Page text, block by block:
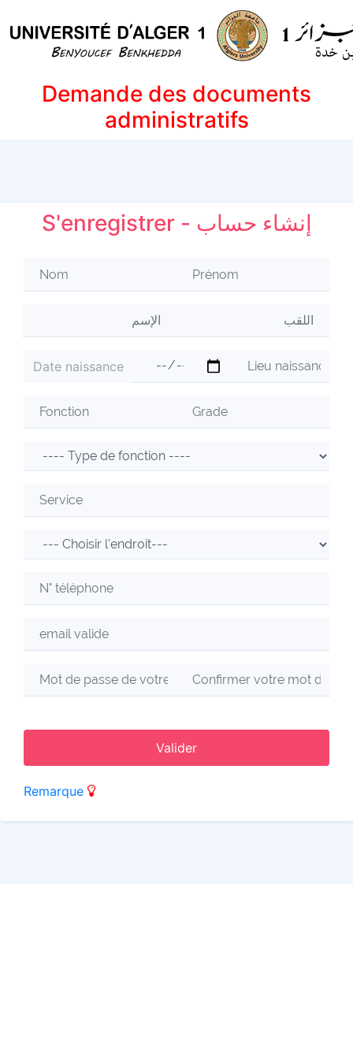
Demande des documents
administratifs
S'enregistrer - إنشاء حساب
Date naissance
Valider
Remarque